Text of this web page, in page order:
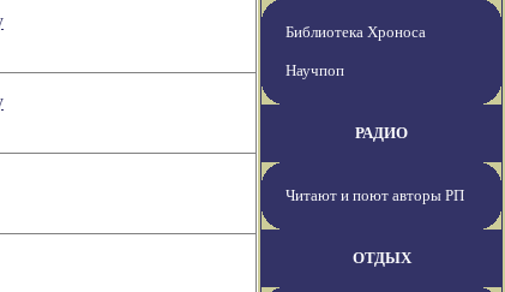
Библиотека Хроноса
Научпоп
РАДИО
Читают и поют авторы РП
ОТДЫХ